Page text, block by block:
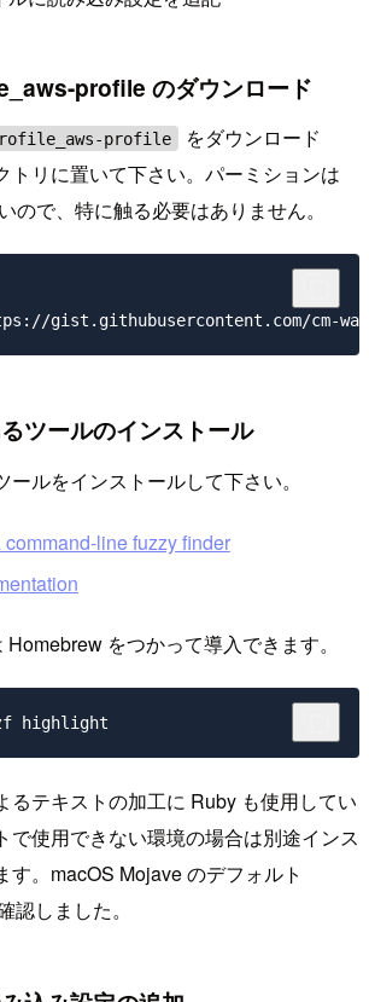
profile のダウンロード
profile
をダウンロード
トリに置いて下さい。パーミションは
ので、特に触る必要はありません。
ツールのインストール
ルをインストールして下さい。
line fuzzy finder
をつかって導入できます。
るテキストの加工に Ruby も使用してい
で使用できない環境の場合は別途インス
す。macOS Mojave のデフォルト
認しました。